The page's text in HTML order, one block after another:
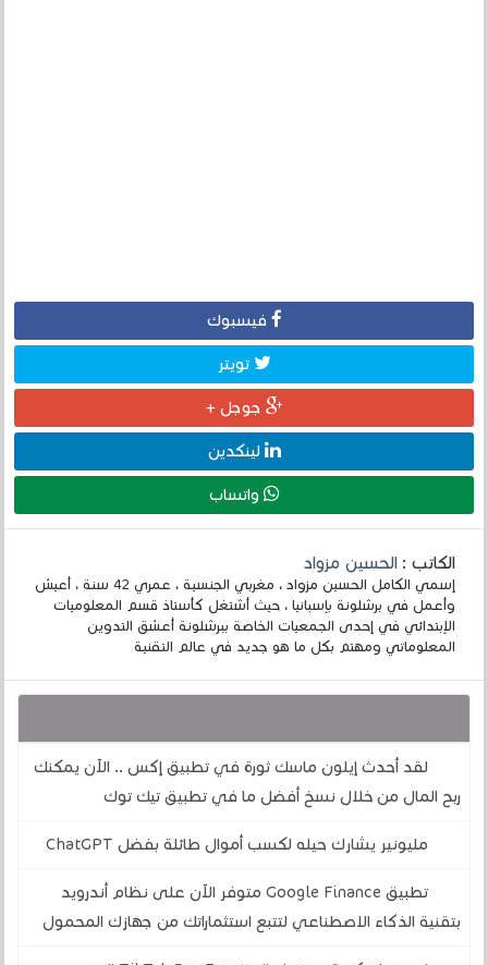
فيسبوك
تويتر
جوجل +
لينكدين
واتساب
الكاتب :الحسين مزواد
إسمي الكامل الحسين مزواد ، مغربي الجنسية ، عمري 42 سنة ، أعيش
وأعمل في برشلونة بإسبانيا ، حيث أشتغل كأستاذ قسم المعلوميات
الإبتدائي في إحدى الجمعيات الخاصة ببرشلونة أعشق التدوين
المعلوماتي ومهتم بكل ما هو جديد في عالم التقنية
لقد أحدث إيلون ماسك ثورة في تطبيق إكس .. الآن يمكنك
ربح المال من خلال نسخ أفضل ما في تطبيق تيك توك
مليونير يشارك حيله لكسب أموال طائلة بفضل ChatGPT
تطبيق Google Finance متوفر الآن على نظام أندرويد
بتقنية الذكاء الاصطناعي لتتبع استثماراتك من جهازك المحمول